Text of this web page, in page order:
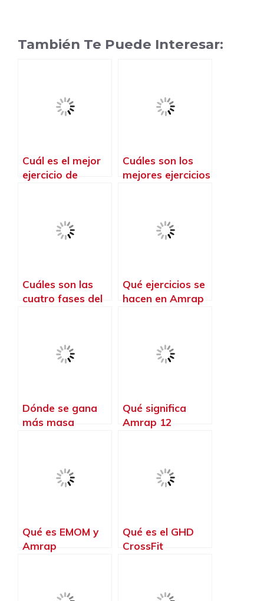
También Te Puede Interesar:
Cuál es el mejor
ejercicio de
Cuáles son los
mejores ejercicios
Cuáles son las
cuatro fases del
Qué ejercicios se
hacen en Amrap
Dónde se gana
más masa
Qué significa
Amrap 12
Qué es EMOM y
Amrap
Qué es el GHD
CrossFit